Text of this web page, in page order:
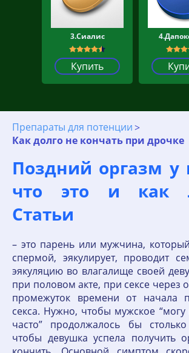
3.Сиалис
Купить
Препараты для потенции
Как долго не кончать при дрочке
Поздний оргазм
что это и как
Статьи
– это парень или мужчина,
спермой, эякулирует, проводит
эякуляцию во влагалище своей
при половом акте, при сексе через
промежуток времени от начала
секса. Нужно, чтобы мужское “могу
часто” продолжалось бы
чтобы девушка успела получить